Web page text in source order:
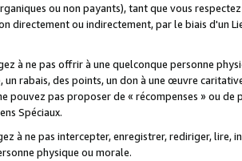
ou non payants), tant que vous
directement ou indirectement, par le biais d'un
à ne pas offrir à une quelconque personne
un rabais, des points, un don à une œuvre
pouvez pas proposer de « récompenses » ou
Spéciaux.
à ne pas intercepter, enregistrer, rediriger,
physique ou morale.